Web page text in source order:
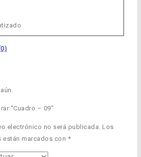
“Cuadro – 09”
electrónico no será publicada. Los
marcados con *